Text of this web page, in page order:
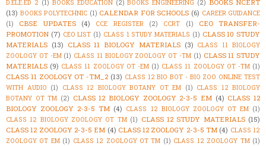
D.ELE.ED 2 (1) BOOKS EDUCATION (2) BOOKS ENGINEERING (2) BOOKS NCERT
(13) BOOKS POLYTECHNIC (1) CALENDAR FOR SCHOOLS (6) CAREER GUIDANCE
(1)
CBSE UPDATES (4) CCE REGISTER (2) CCRT (1)
CEO TRANSFER-
PROMOTION (7) CEO LIST (1) CLASS 1 STUDY MATERIALS (1) CLASS 10 STUDY
MATERIALS (13) CLASS 11 BIOLOGY MATERIALS (3) CLASS 11 BIOLOGY
ZOOLOGY OT -EM (1) CLASS 11 BIOLOGY ZOOLOGY OT -TM (1) CLASS 11 STUDY
MATERIALS (9) CLASS 11 ZOOLOGY OT -EM (1) CLASS 11 ZOOLOGY OT -TM (1)
CLASS 11 ZOOLOGY OT -TM_2 (13) CLASS 12 BIO BOT - BIO ZOO ONLINE TEST
WITH AUDIO (1) CLASS 12 BIOLOGY BOTANY OT EM (1) CLASS 12 BIOLOGY
BOTANY OT TM (2) CLASS 12 BIOLOGY ZOOLOGY 2-3-5 EM (4) CLASS 12
BIOLOGY ZOOLOGY 2-3-5 TM (4) CLASS 12 BIOLOGY ZOOLOGY OT EM (1)
CLASS 12 BIOLOGY ZOOLOGY OT TM (1) CLASS 12 STUDY MATERIALS (15)
CLASS 12 ZOOLOGY 2-3-5 EM (4) CLASS 12 ZOOLOGY 2-3-5 TM (4) CLASS 12
ZOOLOGY OT EM (1) CLASS 12 ZOOLOGY OT TM (1) CLASS 12 ZOOLOGY TM (1)